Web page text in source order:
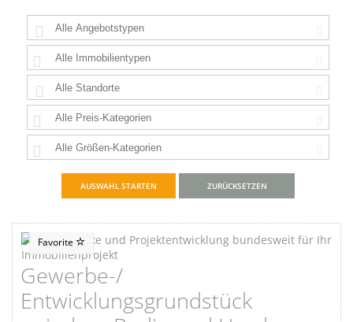
ZURÜCKSETZEN
Favorite
Gewerbe-/
Entwicklungsgrundstück